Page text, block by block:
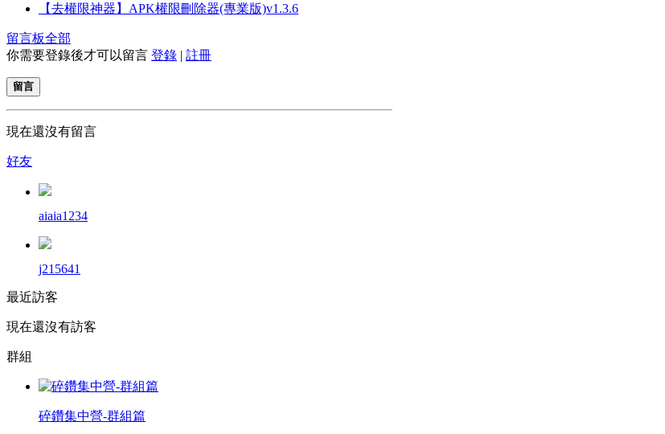
【去權限神器】APK權限刪除器(專業版)v1.3.6
留言板全部
你需要登錄後才可以留言 登錄 | 註冊
留言
現在還沒有留言
好友
aiaia1234
j215641
最近訪客
現在還沒有訪客
群組
碎鑽集中營-群組篇